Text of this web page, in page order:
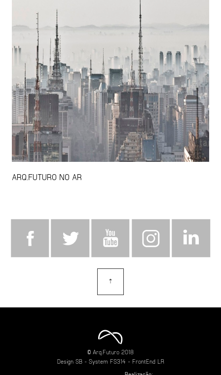
ARQ.FUTURO NO AR
⇡
© Arq.Futuro 2018
Design SB- System FS314 - FrontEnd LR